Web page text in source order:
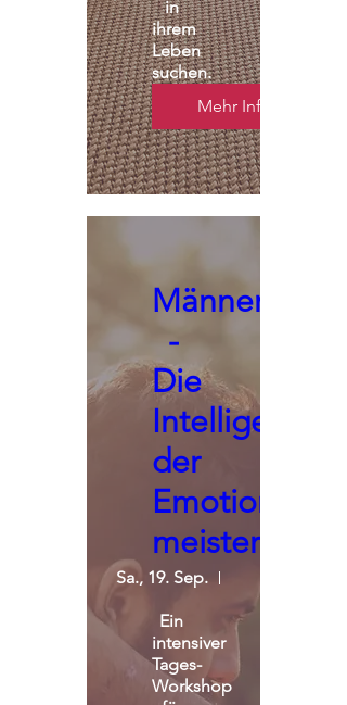
in
ihrem
Leben
suchen.
Mehr Infos
-
Die
Intelligenz
der
Emotionen
meistern
Sa., 19. Sep.
Ein
intensiver
Tages-
Workshop